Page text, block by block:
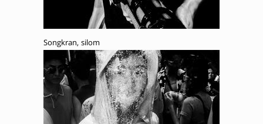
Songkran, silom